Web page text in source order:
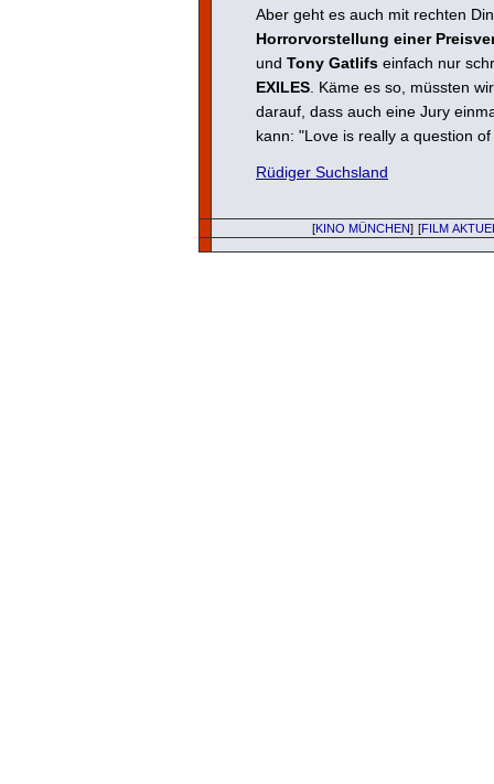
Aber geht es auch mit rechten
Horrorvorstellung einer
und Tony Gatlifs einfach nur
EXILES . Käme es so, müssten
darauf, dass auch eine Jury
kann: "Love is really a question
Rüdiger Suchsland
[KINO MÜNCHEN] [FILM